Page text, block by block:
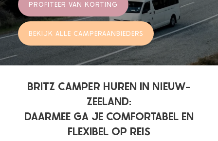
PROFITEER VAN KORTING
BEKIJK ALLE CAMPERAANBIEDERS
BRITZ CAMPER HUREN IN NIEUW-
ZEELAND:
DAARMEE GA JE COMFORTABEL EN
FLEXIBEL OP REIS